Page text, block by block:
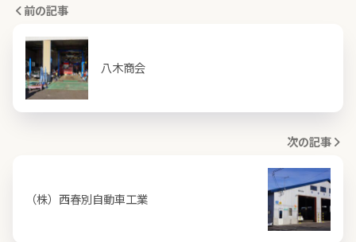
前の記事
八木商会
次の記事
（株）西春別自動車工業